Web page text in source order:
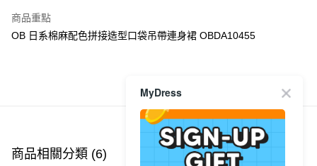
PayMe
每筆HK$40.00，滿HK$350.00或以上免運費
付款後順豐站及營業點
商品重點
OB 日系棉麻配色拼接造型口袋吊帶連身裙 OBDA10455
商品推薦
商品相關分類 (6)
MyDress